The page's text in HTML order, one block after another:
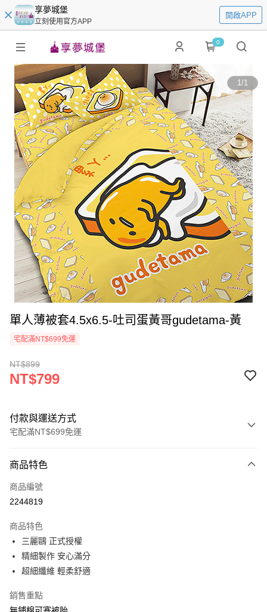
享夢城堡
立刻使用官方APP
開啟APP
0
1/1
單人薄被套4.5x6.5-吐司蛋黃哥gudetama-黃
宅配滿NT$699免運
NT$899
NT$799
付款與運送方式
宅配滿NT$699免運
信用卡一次付款
LINE Pay
街口支付
悠遊付
ATM付款
商品特色
商品編號
2244819
商品特色
三麗鷗 正式授權
精細製作 安心滿分
超細纖維 輕柔舒適
銷售重點